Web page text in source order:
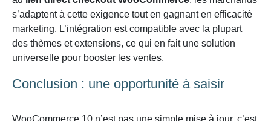
s’adaptent à cette exigence tout en gagnant en efficacité
marketing. L’intégration est compatible avec la plupart
des thèmes et extensions, ce qui en fait une solution
universelle pour booster les ventes.
Conclusion : une opportunité à saisir
WooCommerce 10 n’est pas une simple mise à jour, c’est